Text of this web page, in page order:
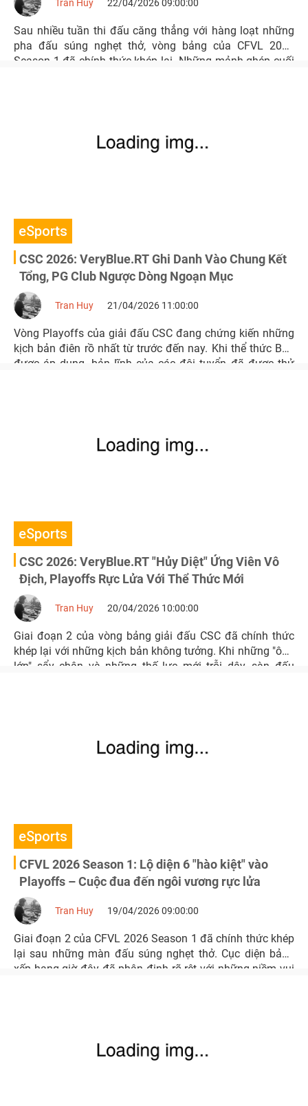
Tran Huy 22/04/2026 09:00:00
Sau nhiều tuần thi đấu căng thẳng với hàng loạt những
pha đấu súng nghẹt thở, vòng bảng của CFVL 2026
Season 1 đã chính thức khép lại. Những mảnh ghép cuối
eSports
CSC 2026: VeryBlue.RT Ghi Danh Vào Chung Kết
Tổng, PG Club Ngược Dòng Ngoạn Mục
Tran Huy 21/04/2026 11:00:00
Vòng Playoffs của giải đấu CSC đang chứng kiến những
kịch bản điên rồ nhất từ trước đến nay. Khi thể thức Bo5
được áp dụng, bản lĩnh của các đội tuyển đã được thử
eSports
CSC 2026: VeryBlue.RT "Hủy Diệt" Ứng Viên Vô
Địch, Playoffs Rực Lửa Với Thể Thức Mới
Tran Huy 20/04/2026 10:00:00
Giai đoạn 2 của vòng bảng giải đấu CSC đã chính thức
khép lại với những kịch bản không tưởng. Khi những "ông
lớn" sẩy chân và những thế lực mới trỗi dậy, sàn đấu
eSports
CFVL 2026 Season 1: Lộ diện 6 "hào kiệt" vào
Playoffs – Cuộc đua đến ngôi vương rực lửa
Tran Huy 19/04/2026 09:00:00
Giai đoạn 2 của CFVL 2026 Season 1 đã chính thức khép
lại sau những màn đấu súng nghẹt thở. Cục diện bảng
xếp hạng giờ đây đã phân định rõ rệt với những niềm vui